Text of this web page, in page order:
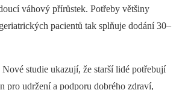
váhový přírůstek. Potřeby většiny
pacientů tak splňuje dodání 30–
Nové studie ukazují, že starší lidé potřebují
pro udržení a podporu dobrého zdraví,